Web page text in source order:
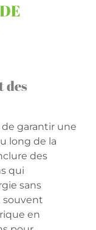
des
garantir une
long de la
des
qui
sans
souvent
en